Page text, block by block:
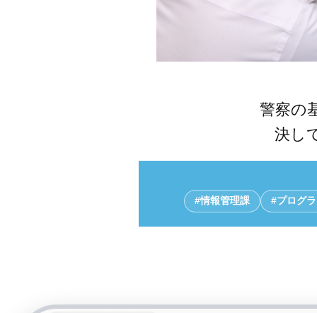
警察の
決し
#情報管理課 #プログ